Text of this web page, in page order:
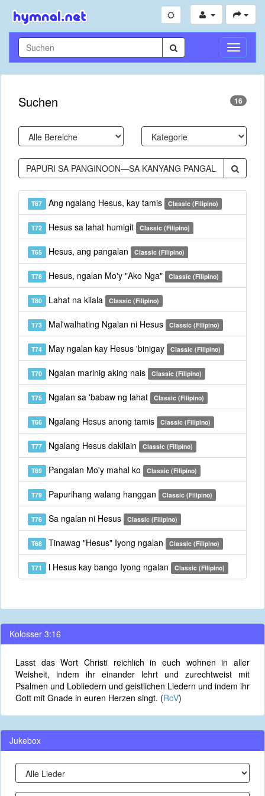
Suchen 16
T67 Ang ngalang Hesus, kay tamis Classic (Filipino)
T72 Hesus sa lahat humigit Classic (Filipino)
T65 Hesus, ang pangalan Classic (Filipino)
T78 Hesus, ngalan Mo'y "Ako Nga" Classic (Filipino)
T80 Lahat na kilala Classic (Filipino)
T73 Mal'walhating Ngalan ni Hesus Classic (Filipino)
T74 May ngalan kay Hesus 'binigay Classic (Filipino)
T70 Ngalan marinig aking nais Classic (Filipino)
T75 Ngalan sa 'babaw ng lahat Classic (Filipino)
T66 Ngalang Hesus anong tamis Classic (Filipino)
T77 Ngalang Hesus dakilain Classic (Filipino)
T69 Pangalan Mo'y mahal ko Classic (Filipino)
T79 Papurihang walang hanggan Classic (Filipino)
T76 Sa ngalan ni Hesus Classic (Filipino)
T68 Tinawag "Hesus" Iyong ngalan Classic (Filipino)
T71 l Hesus kay bango Iyong ngalan Classic (Filipino)
Kolosser 3:16
Lasst das Wort Christi reichlich in euch wohnen in aller
Weisheit, indem ihr einander lehrt und zurechtweist mit
Psalmen und Lobliedern und geistlichen Liedern und indem ihr
Gott mit Gnade in euren Herzen singt. (RcV)
Jukebox